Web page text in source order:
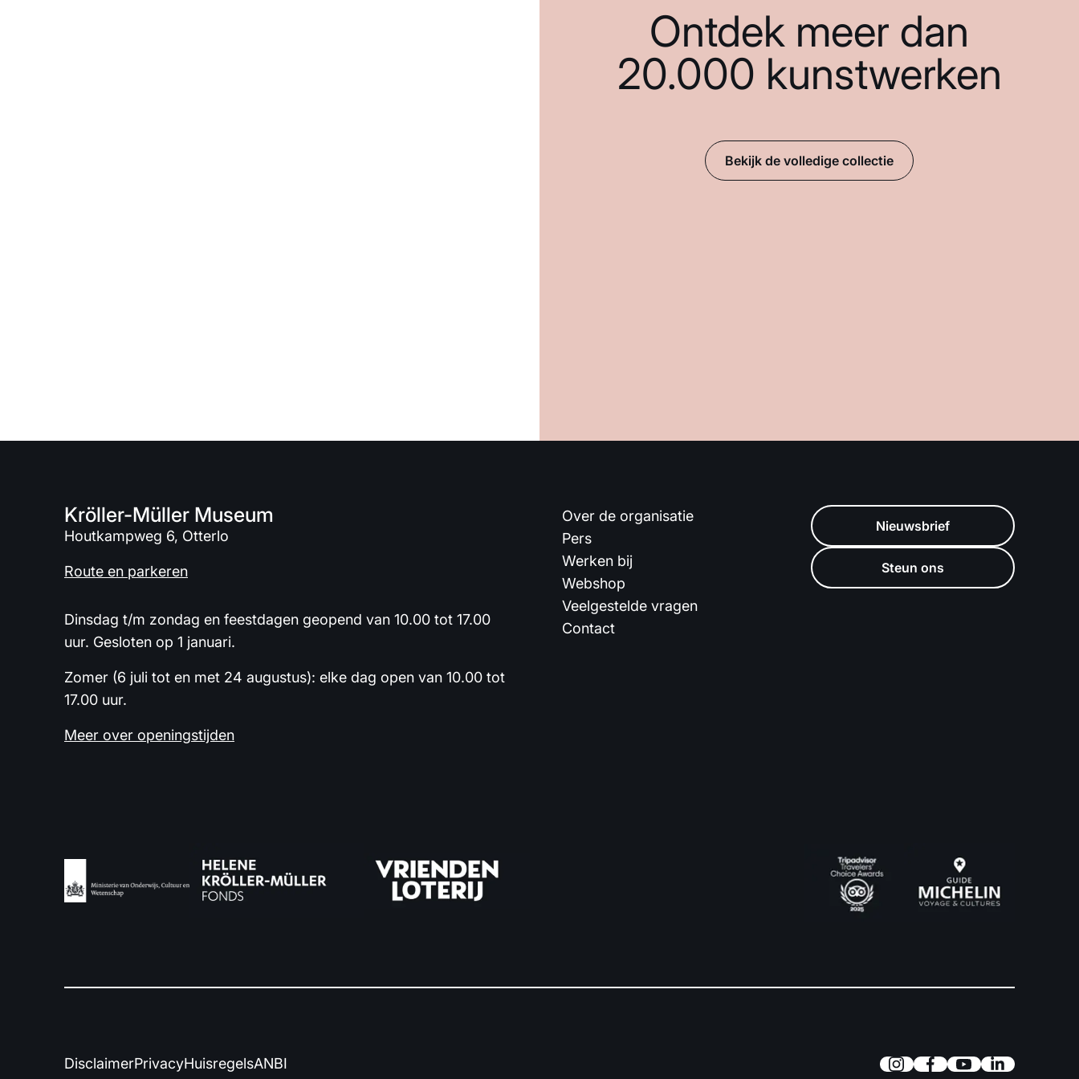
Ontdek meer dan
20.000 kunstwerken
Bekijk de volledige collectie
Kröller-Müller Museum
Houtkampweg 6, Otterlo
Route en parkeren
Dinsdag t/m zondag en feestdagen geopend van 10.00 tot 17.00
uur. Gesloten op 1 januari.
Zomer (6 juli tot en met 24 augustus): elke dag open van 10.00 tot
17.00 uur.
Meer over openingstijden
Over de organisatie
Pers
Werken bij
Webshop
Veelgestelde vragen
Contact
Nieuwsbrief
Steun ons
DisclaimerPrivacyHuisregelsANBI